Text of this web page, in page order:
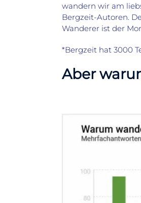
wandern wir am
Bergzeit-Autoren.
Wanderer ist der
*Bergzeit hat 3000
Aber